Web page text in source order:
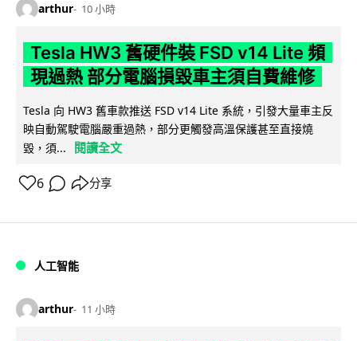
arthur 10 小時
Tesla HW3 舊硬件裝 FSD v14 Lite 頻
現過熱 部分電腦損毀車主須自費維修
Tesla 向 HW3 舊車款推送 FSD v14 Lite 系統，引發大量車主反
映自動駕駛電腦嚴重過熱，部分更觸發高溫保護甚至直接燒
毀，須...
閱讀全文
6 分享
人工智能
arthur 11 小時